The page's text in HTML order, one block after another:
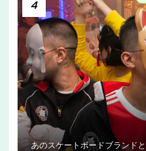
4
あのスケートボードブランド